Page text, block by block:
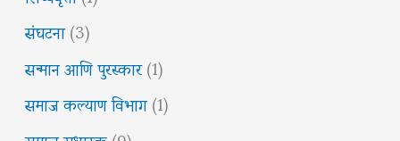
संघटना(3)
सन्मान आणि पुरस्कार(1)
समाज कल्याण विभाग(1)